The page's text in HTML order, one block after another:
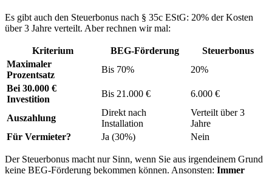
Es gibt auch den Steuerbonus nach § 35c EStG: 20% der Kosten
über 3 Jahre verteilt. Aber rechnen wir mal:
Kriterium BEG-Förderung
Steuerbonus
Maximaler
Prozentsatz
Bis 70%
20%
Bei 30.000 €
Investition
Bis 21.000 € 6.000 €
Auszahlung
Direkt nach
Installation
Verteilt über 3
Jahre
Für Vermieter?
Ja (30%) Nein
Der Steuerbonus macht nur Sinn, wenn Sie aus irgendeinem Grund
keine BEG-Förderung bekommen können. Ansonsten: Immer